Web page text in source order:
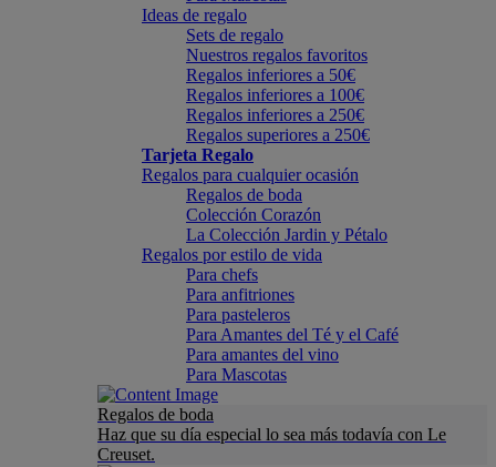
Ideas de regalo
Sets de regalo
Nuestros regalos favoritos
Regalos inferiores a 50€
Regalos inferiores a 100€
Regalos inferiores a 250€
Regalos superiores a 250€
Tarjeta Regalo
Regalos para cualquier ocasión
Regalos de boda
Colección Corazón
La Colección Jardin y Pétalo
Regalos por estilo de vida
Para chefs
Para anfitriones
Para pasteleros
Para Amantes del Té y el Café
Para amantes del vino
Para Mascotas
Regalos de boda
Haz que su día especial lo sea más todavía con Le
Creuset.